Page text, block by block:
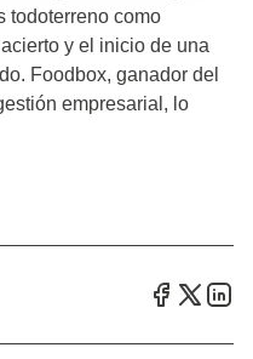
todoterreno como
y el inicio de una
Foodbox, ganador del
empresarial, lo